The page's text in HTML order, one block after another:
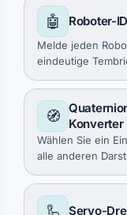
🤖 Roboter-
Melde jeden
eindeutige
🧭
Konverter
Wählen Sie ein
alle anderen
🦾 Servo-